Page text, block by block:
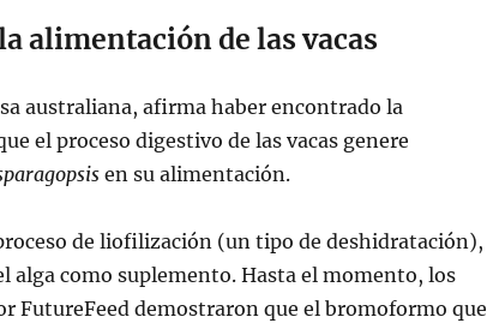
alimentación de las vacas
australiana, afirma haber encontrado la
el proceso digestivo de las vacas genere
en su alimentación.
de liofilización (un tipo de deshidratación),
alga como suplemento. Hasta el momento, los
FutureFeed demostraron que el bromoformo que